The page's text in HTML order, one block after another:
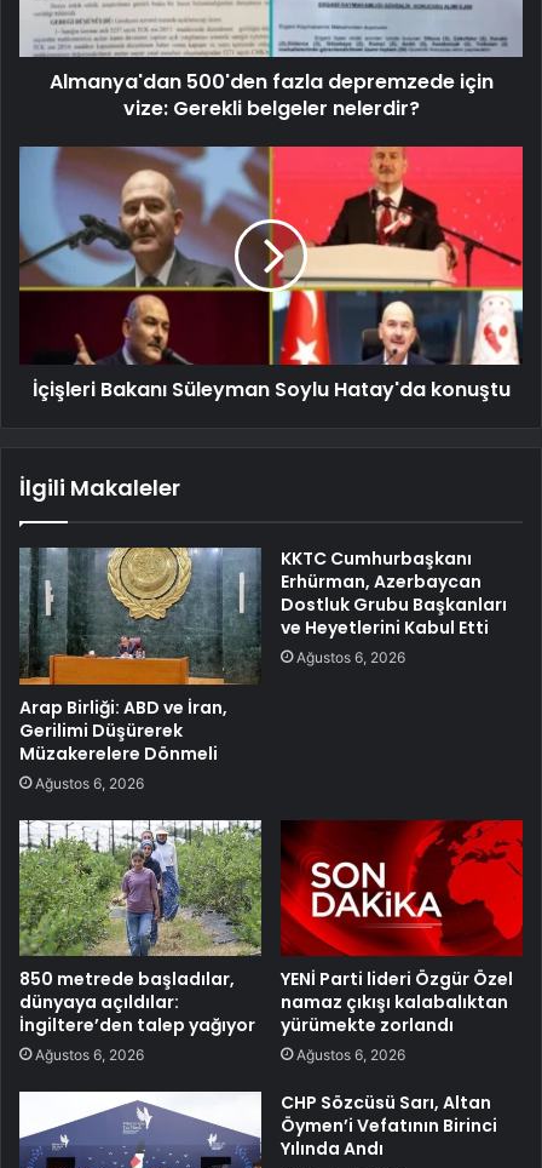
Almanya'dan 500'den fazla depremzede için
vize: Gerekli belgeler nelerdir?
İçişleri Bakanı Süleyman Soylu Hatay'da konuştu
İlgili Makaleler
Arap Birliği: ABD ve İran,
Gerilimi Düşürerek
Müzakerelere Dönmeli
Ağustos 6, 2026
KKTC Cumhurbaşkanı
Erhürman, Azerbaycan
Dostluk Grubu Başkanları
ve Heyetlerini Kabul Etti
Ağustos 6, 2026
850 metrede başladılar,
dünyaya açıldılar:
İngiltere’den talep yağıyor
Ağustos 6, 2026
YENİ Parti lideri Özgür Özel
namaz çıkışı kalabalıktan
yürümekte zorlandı
Ağustos 6, 2026
CHP Sözcüsü Sarı, Altan
Öymen’i Vefatının Birinci
Yılında Andı